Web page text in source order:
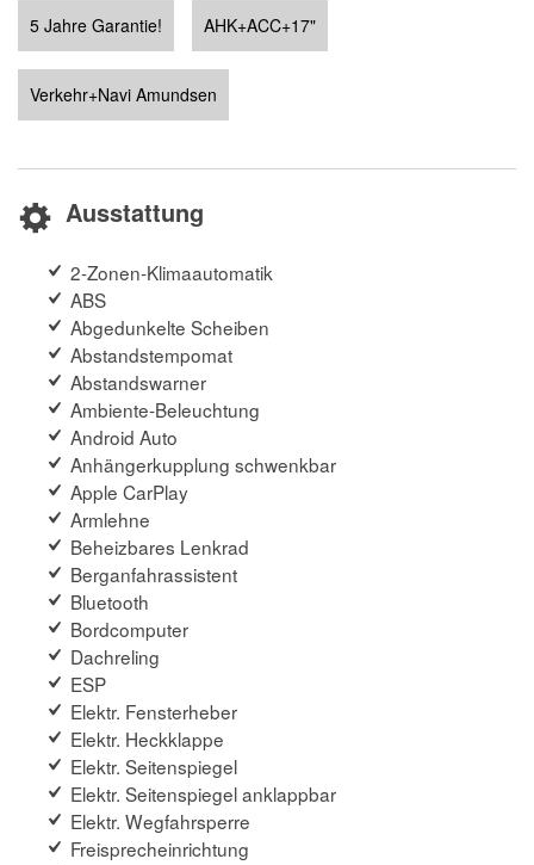
5 Jahre Garantie! AHK+ACC+17"
Verkehr+Navi Amundsen
Ausstattung
2-Zonen-Klimaautomatik
ABS
Abgedunkelte Scheiben
Abstandstempomat
Abstandswarner
Ambiente-Beleuchtung
Android Auto
Anhängerkupplung schwenkbar
Apple CarPlay
Armlehne
Beheizbares Lenkrad
Berganfahrassistent
Bluetooth
Bordcomputer
Dachreling
ESP
Elektr. Fensterheber
Elektr. Heckklappe
Elektr. Seitenspiegel
Elektr. Seitenspiegel anklappbar
Elektr. Wegfahrsperre
Freisprecheinrichtung